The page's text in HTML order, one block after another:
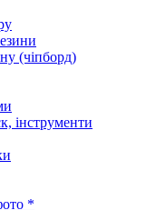
(чіпборд)
інструменти
*